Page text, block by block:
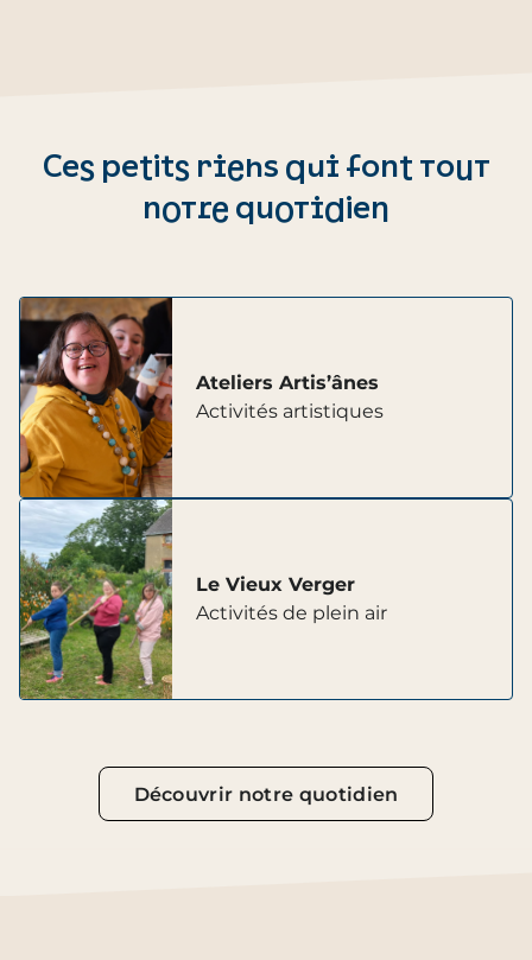
Ces petits riens qui font tout
notre quotidien
Ateliers Artis’ânes
Activités artistiques
Le Vieux Verger
Activités de plein air
Découvrir notre quotidien